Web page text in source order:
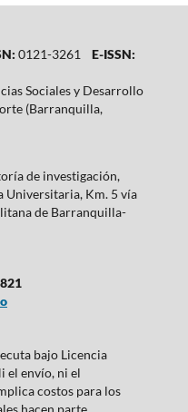
0121-3261
E-ISSN:
Sociales y Desarrollo
(Barranquilla,
de investigación,
Universitaria, Km. 5 vía
de Barranquilla-
bajo Licencia
el envío, ni el
costos para los
hacen parte.